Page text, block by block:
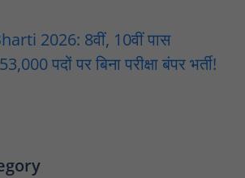
2026: 8वीं, 10वीं पास
पदों पर बिना परीक्षा बंपर भर्ती!